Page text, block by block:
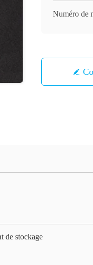
Numéro de
de stockage